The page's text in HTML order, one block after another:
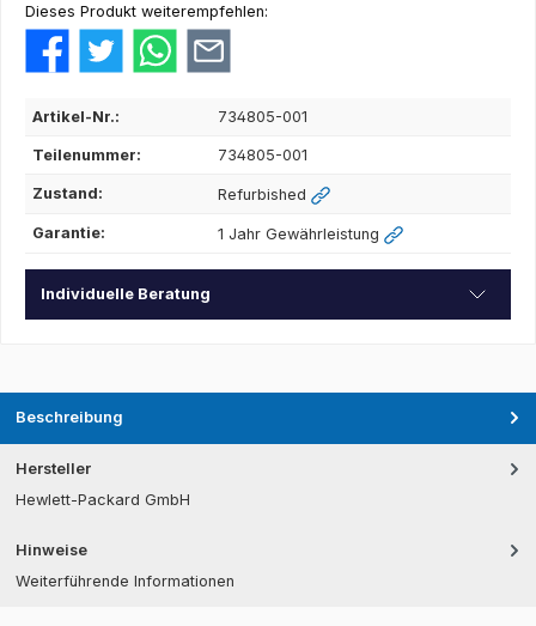
Dieses Produkt weiterempfehlen:
Artikel-Nr.: 734805-001
Teilenummer: 734805-001
Zustand: Refurbished
Garantie: 1 Jahr Gewährleistung
Individuelle Beratung
Beschreibung
Hersteller
Hewlett-Packard GmbH
Hinweise
Weiterführende Informationen